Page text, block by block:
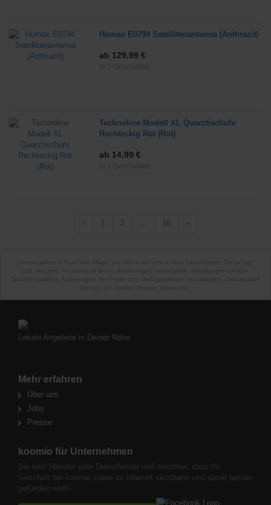
Humax E0794 Satellitenantenna (Anthrazit)
ab 129,99 €
Technoline Modell XL Quarztischuhr
Rechteckig Rot (Rot)
ab 14,99 €
1 2 ... 10 »
Lokale Angebote in Deiner Nähe
Mehr erfahren
Über uns
Jobs
Presse
koomio für Unternehmen
Sie sind Händler oder Dienstleister und möchten, dass Ihr
Geschäft bei koomio sowie im Internet sichtbarer und damit besser
gefunden wird?